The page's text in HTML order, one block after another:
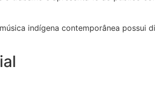
indígena contemporânea possui